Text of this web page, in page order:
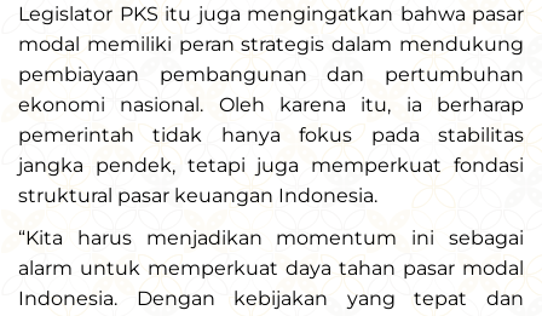
Legislator PKS itu juga mengingatkan bahwa pasar
modal memiliki peran strategis dalam mendukung
pembiayaan pembangunan dan pertumbuhan
ekonomi nasional. Oleh karena itu, ia berharap
pemerintah tidak hanya fokus pada stabilitas
jangka pendek, tetapi juga memperkuat fondasi
struktural pasar keuangan Indonesia.
“Kita harus menjadikan momentum ini sebagai
alarm untuk memperkuat daya tahan pasar modal
Indonesia. Dengan kebijakan yang tepat dan